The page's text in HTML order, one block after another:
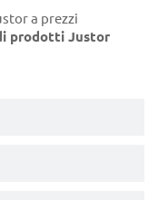
a prezzi
prodotti Justor